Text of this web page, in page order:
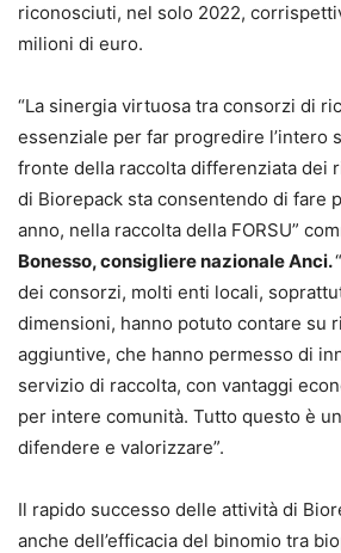
riconosciuti, nel solo 2022,
milioni di euro.
“La sinergia virtuosa tra consorzi di
essenziale per far progredire l’intero
fronte della raccolta differenziata dei
di Biorepack sta consentendo di fare
anno, nella raccolta della FORSU”
Bonesso, consigliere nazionale Anci.
dei consorzi, molti enti locali,
dimensioni, hanno potuto contare su
aggiuntive, che hanno permesso di
servizio di raccolta, con vantaggi
per intere comunità. Tutto questo è
difendere e valorizzare”.
Il rapido successo delle attività di
anche dell’efficacia del binomio tra